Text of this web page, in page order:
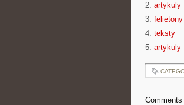
2. artykuly
3. felietony
4. teksty
5. artykuly